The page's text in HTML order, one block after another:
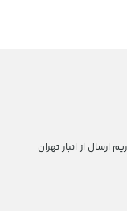
از انبار تهران